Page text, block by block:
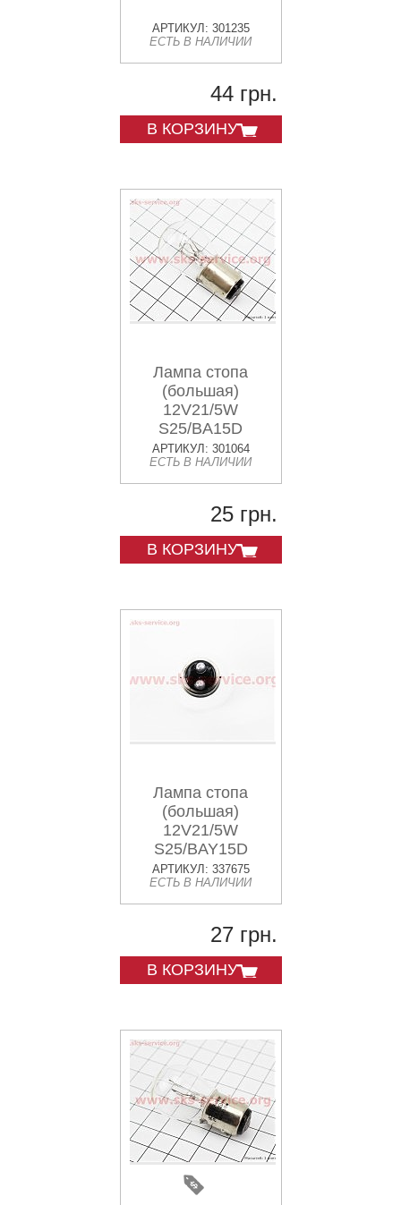
АРТИКУЛ: 301235
ЕСТЬ В НАЛИЧИИ
44 грн.
В КОРЗИНУ
Лампа стопа
(большая)
12V21/5W
S25/BA15D
АРТИКУЛ: 301064
ЕСТЬ В НАЛИЧИИ
25 грн.
В КОРЗИНУ
Лампа стопа
(большая)
12V21/5W
S25/BAY15D
АРТИКУЛ: 337675
ЕСТЬ В НАЛИЧИИ
27 грн.
В КОРЗИНУ